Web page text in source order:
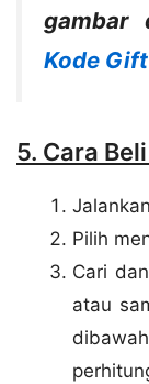
gambar
Kode
5. Cara
Pilih
Cari
atau